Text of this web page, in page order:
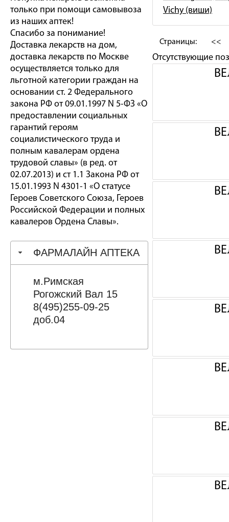
только при помощи самовывоза
из наших аптек!
Спасибо за понимание!
Доставка лекарств на дом,
доставка лекарств по Москве
осуществляется только для
льготной категории граждан на
основании ст. 2 Федерального
закона РФ от 09.01.1997 N 5-ФЗ «О
предоставлении социальных
гарантий героям
социалистического труда и
полным кавалерам ордена
трудовой славы» (в ред. от
02.07.2013) и ст 1.1 Закона РФ от
15.01.1993 N 4301-1 «О статусе
Героев Советского Союза, Героев
Российской Федерации и полных
кавалеров Ордена Славы».
ФАРМАЛАЙН АПТЕКА
м.Римская
Рогожский Вал 15
8(495)255-09-25
доб.04
Vichy (виши)
Страницы: <<
Отсутствующие